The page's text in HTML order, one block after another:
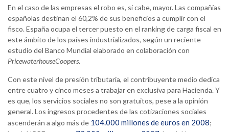
En el caso de las empresas el robo es, si cabe, mayor. Las compañías
españolas destinan el 60,2% de sus beneficios a cumplir con el
fisco. España ocupa el tercer puesto en el ranking de carga fiscal en
este ámbito de los países industrializados, según un reciente
estudio del Banco Mundial elaborado en colaboración con
PricewaterhouseCoopers.
Con este nivel de presión tributaria, el contribuyente medio dedica
entre cuatro y cinco meses a trabajar en exclusiva para Hacienda. Y
es que, los servicios sociales no son gratuitos, pese a la opinión
general. Los ingresos procedentes de las cotizaciones sociales
ascenderán a algo más de 104.000 millones de euros en 2008;